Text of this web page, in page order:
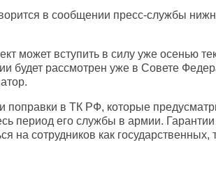
в сообщении пресс-службы
может вступить в силу уже осенью
будет рассмотрен уже в Совете
поправки в ТК РФ, которые
период его службы в армии. Гарантии
на сотрудников как государственных,